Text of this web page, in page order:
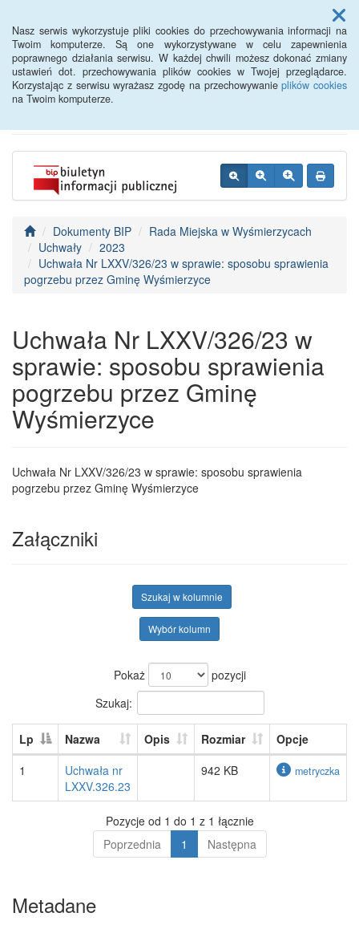
Nasz serwis wykorzystuje pliki cookies do przechowywania informacji na
Twoim komputerze. Są one wykorzystywane w celu zapewnienia
poprawnego działania serwisu. W każdej chwili możesz dokonać zmiany
ustawień dot. przechowywania plików cookies w Twojej przeglądarce.
Korzystając z serwisu wyrażasz zgodę na przechowywanieplików cookies
na Twoim komputerze.
Menu
BIP - Urząd Miejski
Wyśmierzyce
Dokumenty BIP
Rada Miejska w Wyśmierzycach
Uchwały
2023
Uchwała Nr LXXV/326/23 w sprawie: sposobu sprawienia
pogrzebu przez Gminę Wyśmierzyce
Uchwała Nr LXXV/326/23 w
sprawie: sposobu sprawienia
pogrzebu przez Gminę
Wyśmierzyce
Uchwała Nr LXXV/326/23 w sprawie: sposobu sprawienia
pogrzebu przez Gminę Wyśmierzyce
Załączniki
Szukaj w kolumnie
Wybór kolumn
Pokaż
pozycji
Szukaj:
Lp Nazwa Opis Rozmiar
Opcje
1
Uchwała nr
LXXV.326.23
942 KB metryczka
Pozycje od 1 do 1 z 1 łącznie
Poprzednia
1 Następna
Metadane